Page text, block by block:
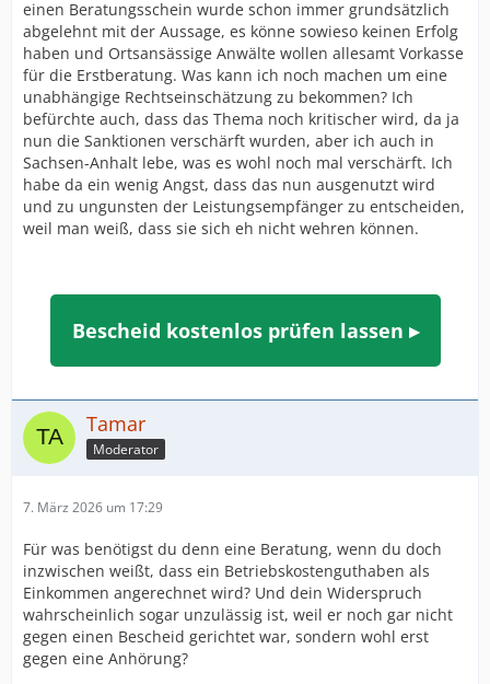
einen Beratungsschein wurde schon immer grundsätzlich
abgelehnt mit der Aussage, es könne sowieso keinen Erfolg
haben und Ortsansässige Anwälte wollen allesamt Vorkasse
für die Erstberatung. Was kann ich noch machen um eine
unabhängige Rechtseinschätzung zu bekommen? Ich
befürchte auch, dass das Thema noch kritischer wird, da ja
nun die Sanktionen verschärft wurden, aber ich auch in
Sachsen-Anhalt lebe, was es wohl noch mal verschärft. Ich
habe da ein wenig Angst, dass das nun ausgenutzt wird
und zu ungunsten der Leistungsempfänger zu entscheiden,
weil man weiß, dass sie sich eh nicht wehren können.
Bescheid kostenlos prüfen lassen ▸
Tamar
Moderator
7. März 2026 um 17:29
Für was benötigst du denn eine Beratung, wenn du doch
inzwischen weißt, dass ein Betriebskostenguthaben als
Einkommen angerechnet wird? Und dein Widerspruch
wahrscheinlich sogar unzulässig ist, weil er noch gar nicht
gegen einen Bescheid gerichtet war, sondern wohl erst
gegen eine Anhörung?